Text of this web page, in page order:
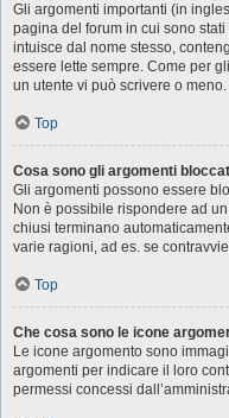
Gli argomenti importanti (in
pagina del forum in cui sono
intuisce dal nome stesso,
essere lette sempre. Come per
un utente vi può scrivere o meno.
Top
Cosa sono gli argomenti
Gli argomenti possono essere
Non è possibile rispondere ad
chiusi terminano
varie ragioni, ad es. se
Top
Che cosa sono le icone
Le icone argomento sono
argomenti per indicare il loro
permessi concessi